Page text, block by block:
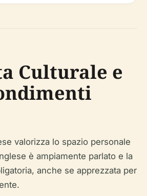
Culturale e
valorizza lo spazio personale
è ampiamente parlato e la
anche se apprezzata per